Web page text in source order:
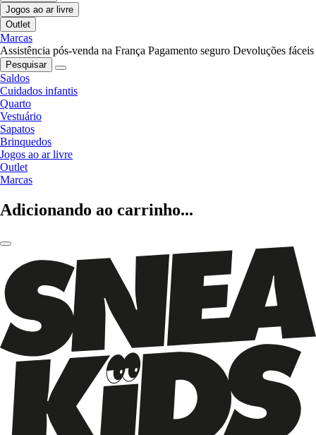
Jogos ao ar livre
Outlet
Marcas
Assistência pós-venda na França Pagamento seguro Devoluções fáceis
Pesquisar
Saldos
Cuidados infantis
Quarto
Vestuário
Sapatos
Brinquedos
Jogos ao ar livre
Outlet
Marcas
Adicionando ao carrinho...